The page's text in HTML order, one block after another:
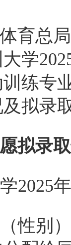
育总
大学
训练专
拟录
拟录
2025
性别